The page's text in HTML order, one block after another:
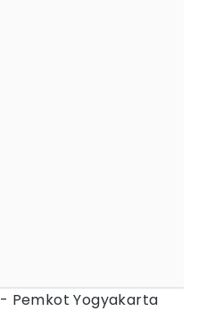
- Pemkot Yogyakarta